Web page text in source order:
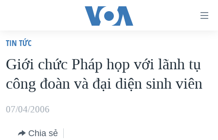
truy
cập
Tới
dung
chính
VIỆT NAM
HOA KỲ
BIỂN ĐÔNG
TIN TỨC
Giới chức Pháp họp với lãnh tụ
công đoàn và đại diện sinh viên
07/04/2006
Chia sẻ